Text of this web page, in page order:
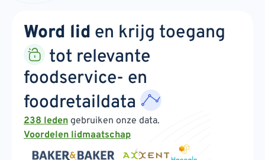
Word lid en krijg toegang
tot relevante
foodservice- en
foodretaildata
238 leden gebruiken onze data.
Voordelen lidmaatschap